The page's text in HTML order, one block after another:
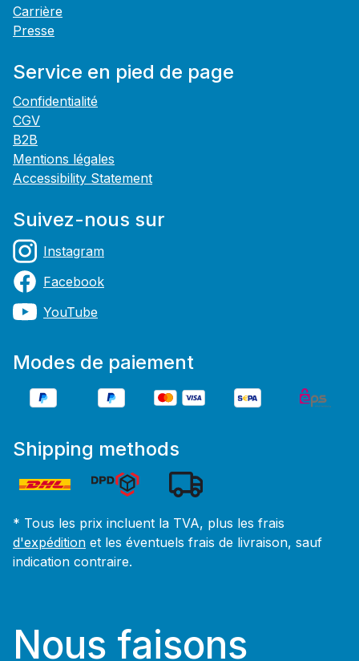
Carrière
Presse
Service en pied de page
Confidentialité
CGV
B2B
Mentions légales
Accessibility Statement
Suivez-nous sur
Instagram
Facebook
YouTube
Modes de paiement
Shipping methods
* Tous les prix incluent la TVA, plus les frais
d'expédition et les éventuels frais de livraison, sauf
indication contraire.
Nous faisons